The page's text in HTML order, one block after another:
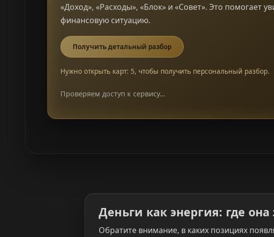
«Доход», «Расходы», «Блок» и «Совет». Это помогает
финансовую ситуацию.
Получить детальный разбор
Нужно открыть карт: 5, чтобы получить персональный разбор.
Проверяем доступ к сервису…
Деньги как энергия: где она
Обратите внимание, в каких позициях